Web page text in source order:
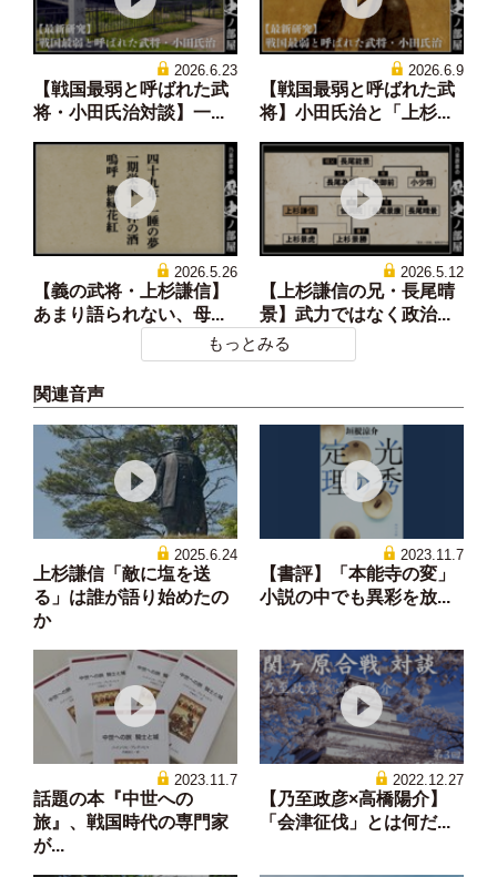
2026.6.23
【戦国最弱と呼ばれた武
将・小田氏治対談】一...
2026.6.9
【戦国最弱と呼ばれた武
将】小田氏治と「上杉...
2026.5.26
【義の武将・上杉謙信】
あまり語られない、母...
2026.5.12
【上杉謙信の兄・長尾晴
景】武力ではなく政治...
もっとみる
関連音声
2025.6.24
上杉謙信「敵に塩を送
る」は誰が語り始めたの
か
2023.11.7
【書評】「本能寺の変」
小説の中でも異彩を放...
2023.11.7
話題の本『中世への
旅』、戦国時代の専門家
が...
2022.12.27
【乃至政彦×高橋陽介】
「会津征伐」とは何だ...